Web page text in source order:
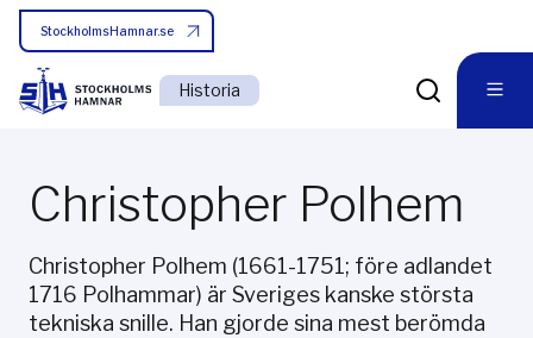
StockholmsHamnar.se
Historia
Christopher Polhem
Christopher Polhem (1661-1751; före adlandet
1716 Polhammar) är Sveriges kanske största
tekniska snille. Han gjorde sina mest berömda